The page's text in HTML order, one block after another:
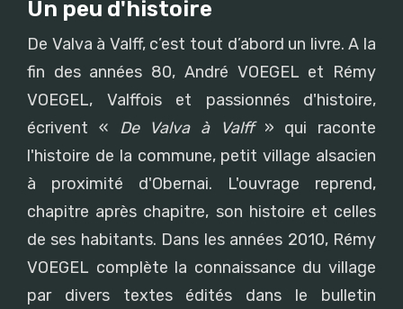
Un peu d'histoire
De Valva à Valff, c’est tout d’abord un livre. A la
fin des années 80, André VOEGEL et Rémy
VOEGEL, Valffois et passionnés d'histoire,
écrivent « De Valva à Valff» qui raconte
l'histoire de la commune, petit village alsacien
à proximité d'Obernai. L'ouvrage reprend,
chapitre après chapitre, son histoire et celles
de ses habitants. Dans les années 2010, Rémy
VOEGEL complète la connaissance du village
par divers textes édités dans le bulletin